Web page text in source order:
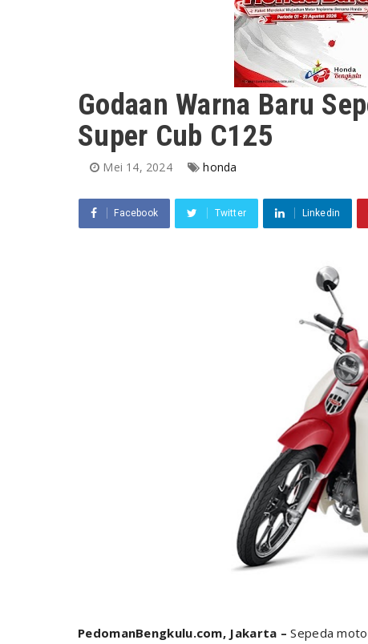
Godaan Warna Baru
Super Cub C125
Mei 14, 2024 honda
Facebook Twitter Linkedin
PedomanBengkulu.com, Jakarta –Sepeda